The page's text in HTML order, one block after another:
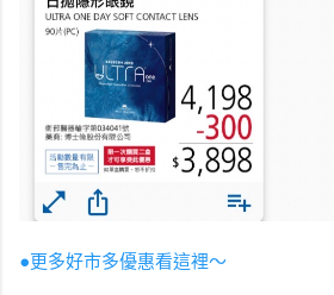
●更多好市多優惠看這裡～